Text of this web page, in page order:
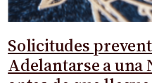
Solicitudes
Adelantarse a una